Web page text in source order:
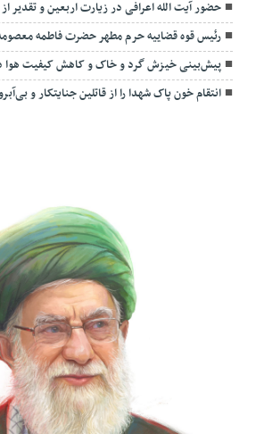
حضور آیت الله اعرافی در زیارت اربعین و تقدیر
رئیس قوه قضاییه حرم مطهر حضرت فاطمه
پیش‌بینی خیزش گرد و خاک و کاهش کیفیت هوا
انتقام خون پاک شهدا را از قاتلین جنایتکار و